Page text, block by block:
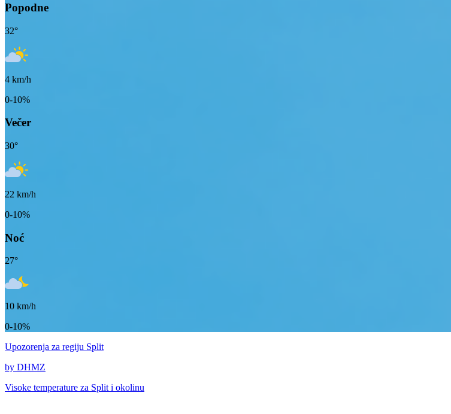
Popodne
32°
4 km/h
0-10%
Večer
30°
22 km/h
0-10%
Noć
27°
10 km/h
0-10%
Upozorenja za regiju Split
by DHMZ
Visoke temperature za Split i okolinu